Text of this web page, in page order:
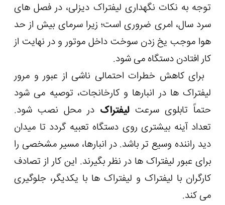
توجه به نکات نگهداری لیفتراک دیزلی، در فصل های
سرد سال، امری ضروری است؛ زیرا سرمای بیش از حد
هوا موجب یخ زدن سوخت داخل موتور و در نهایت از
کار افتادن دستگاه می شود.
برای کاهش خطرات احتمالی ناشی از عبور و مرور
لیفتراک ها در انبارها و کارخانجات، توصیه می شود
حتماً تابلوی سرعتلیفتراک در محل نصب شود.
تعداد آینه بیشتری روی دستگاه تعبیه گردد تا میدان
دید راننده وسیع تر باشد. در انبارها، مسیر مشخصی را
برای عبور لیفتراک ها در نظر بگیرند. این کار از تصادف
کارگران با لیفتراک و لیفتراک ها با یکدیگر، جلوگیری
می کند.